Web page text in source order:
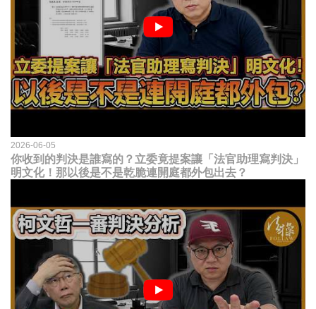
2026-06-05
你收到的判決是誰寫的？立委竟提案讓「法官助理寫判決」
明文化！那以後是不是乾脆連開庭都外包出去？